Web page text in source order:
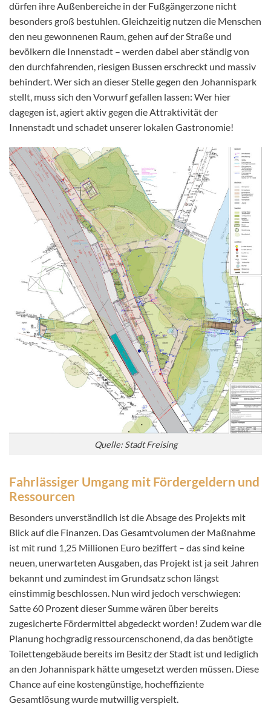
dürfen ihre Außenbereiche in der Fußgängerzone nicht
besonders groß bestuhlen. Gleichzeitig nutzen die Menschen
den neu gewonnenen Raum, gehen auf der Straße und
bevölkern die Innenstadt – werden dabei aber ständig von
den durchfahrenden, riesigen Bussen erschreckt und massiv
behindert. Wer sich an dieser Stelle gegen den Johannispark
stellt, muss sich den Vorwurf gefallen lassen: Wer hier
dagegen ist, agiert aktiv gegen die Attraktivität der
Innenstadt und schadet unserer lokalen Gastronomie!
Quelle: Stadt Freising
Fahrlässiger Umgang mit Fördergeldern und
Ressourcen
Besonders unverständlich ist die Absage des Projekts mit
Blick auf die Finanzen. Das Gesamtvolumen der Maßnahme
ist mit rund 1,25 Millionen Euro beziffert – das sind keine
neuen, unerwarteten Ausgaben, das Projekt ist ja seit Jahren
bekannt und zumindest im Grundsatz schon längst
einstimmig beschlossen. Nun wird jedoch verschwiegen:
Satte 60 Prozent dieser Summe wären über bereits
zugesicherte Fördermittel abgedeckt worden! Zudem war die
Planung hochgradig ressourcenschonend, da das benötigte
Toilettengebäude bereits im Besitz der Stadt ist und lediglich
an den Johannispark hätte umgesetzt werden müssen. Diese
Chance auf eine kostengünstige, hocheffiziente
Gesamtlösung wurde mutwillig verspielt.